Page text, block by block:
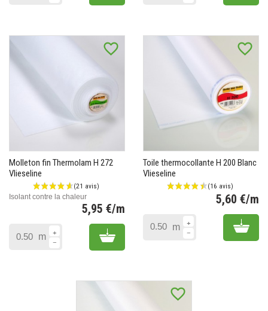
favorite_border
Molleton fin Thermolam H 272
Vlieseline
Isolant contre la chaleur
5,95 €/m
m Add to cart
favorite_border
Toile thermocollante H 200 Blanc
Vlieseline
5,60 €/m
m Add
favorite_border